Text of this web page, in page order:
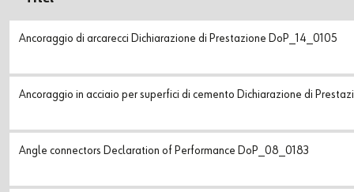
Supplier Code of Conduct
Ancoraggio di arcarecci Dichiarazione di Prestazione DoP_14_0105
Ancoraggio in acciaio per superfici di cemento Dichiarazione di
Angle connectors Declaration of Performance DoP_08_0183